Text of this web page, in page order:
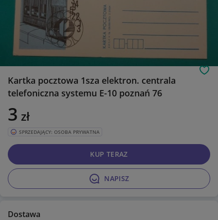
Kartka pocztowa 1sza elektron. centrala
telefoniczna systemu E-10 poznań 76
3 zł
SPRZEDAJĄCY: OSOBA PRYWATNA
NAPISZ
KUP TERAZ
Dostawa